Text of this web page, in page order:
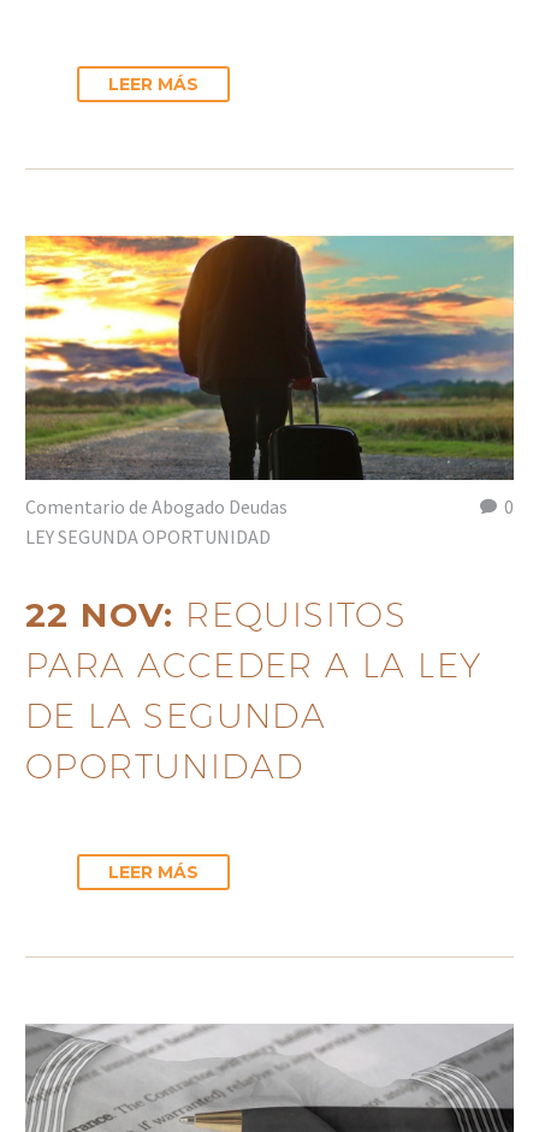
LEER MÁS
0
Comentario de Abogado Deudas
LEY SEGUNDA OPORTUNIDAD
22 NOV: REQUISITOS
PARA ACCEDER A LA LEY
DE LA SEGUNDA
OPORTUNIDAD
LEER MÁS